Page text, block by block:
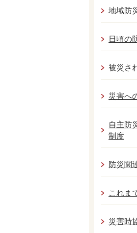
地域防
日頃の
被災さ
災害へ
自主防
制度
防災関
これま
災害時